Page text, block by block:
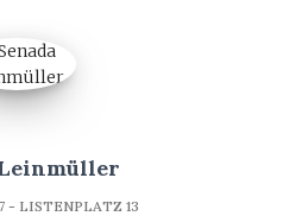
- LISTENPLATZ 13